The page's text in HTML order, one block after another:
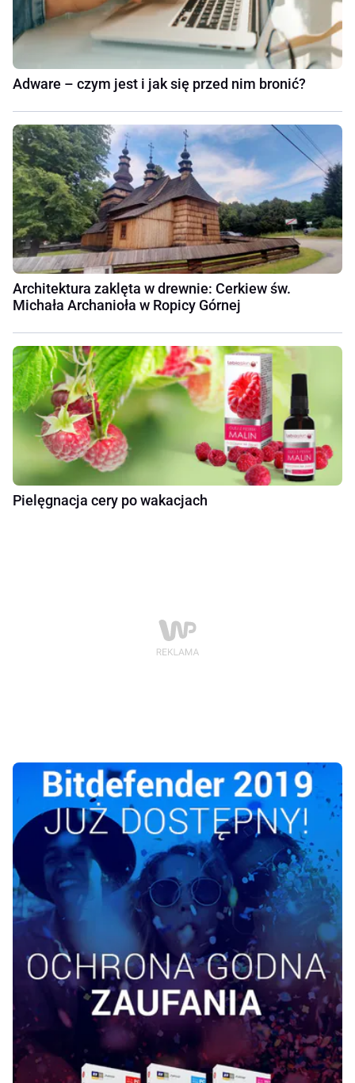
Adware – czym jest i jak się przed nim bronić?
Architektura zaklęta w drewnie: Cerkiew św.
Michała Archanioła w Ropicy Górnej
Pielęgnacja cery po wakacjach